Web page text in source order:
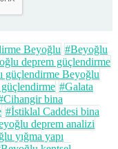
Beyoğlu #Beyoğlu
deprem güçlendirme
güçlendirme Beyoğlu
#Galata
bina
#İstiklal Caddesi bina
deprem analizi
yığma yapı